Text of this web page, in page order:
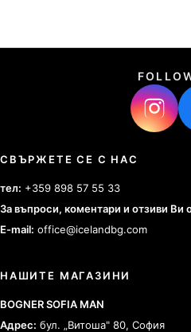
СВЪРЖЕТЕ СЕ С НАС
тел: +359 898 57 55 33
За въпроси, коментари и отзиви Ви
E-mail: office@icelandbg.com
НАШИТЕ МАГАЗИНИ
BOGNER SOFIA MAN
Адрес: бул. „Витоша" 80, София